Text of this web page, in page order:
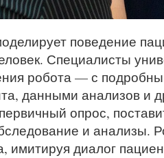
поведение
Специалисты
робота — с
данными анализов и
опрос,
и анализы.
имитируя диалог